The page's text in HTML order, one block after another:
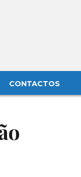
CONTACTOS